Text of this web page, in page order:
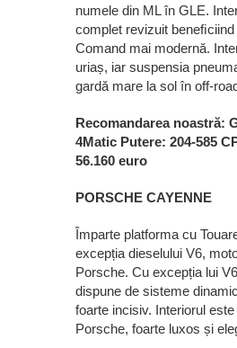
numele din ML în GLE.
complet revizuit
Comand mai modernă.
uriaș, iar suspensia
gardă mare la sol în off-
Recomandarea noastră:
4Matic Putere: 204-585
56.160 euro
PORSCHE CAYENNE
Împarte platforma cu
excepția dieselului V6,
Porsche. Cu excepția lui
dispune de sisteme
foarte incisiv. Interiorul
Porsche, foarte luxos și